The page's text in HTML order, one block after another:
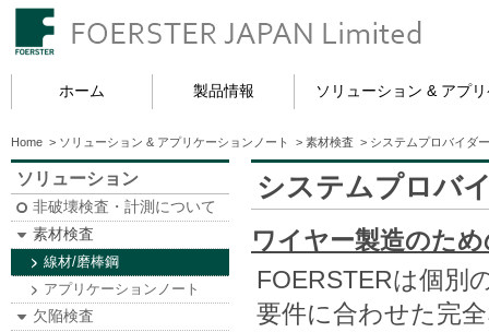
ホーム 製品情報 ソリューション & アプ
Home > ソリューション & アプリケーションノート > 素材検査 > システムプロバイダー
ソリューション
非破壊検査・計測について
素材検査
線材/磨棒鋼
アプリケーションノート
欠陥検査
システムプロバ
ワイヤー製造のた
FOERSTERは個別
要件に合わせた完